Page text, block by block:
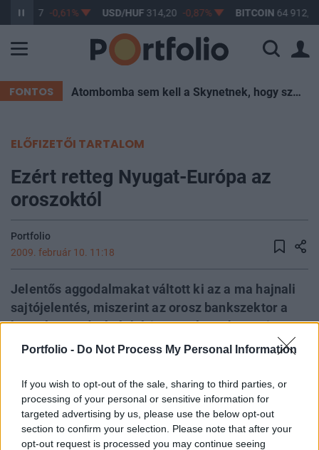
Portfolio - Do Not Process My Personal Information
If you wish to opt-out of the sale, sharing to third parties, or
processing of your personal or sensitive information for
targeted advertising by us, please use the below opt-out
section to confirm your selection. Please note that after your
opt-out request is processed you may continue seeing
363,17 -0,61% USD/HUF 314,20 -0,87% BITCOIN 64 912,77
FONTOS Atombomba sem kell a Skynetnek, hogy szétégessen minket – elég egy hőkupola
ELŐFIZETŐI TARTALOM
Ezért retteg Nyugat-Európa az
oroszoktól
Portfolio
2009. február 10. 11:18
Jelentős aggodalmakat váltott ki az a ma hajnali
sajtójelentés, miszerint az orosz bankszektor a
kormány segítségét kéri a magánszektor mintegy
400 milliárd dollárt kitevő külső adósságának
kormányzat a hivatalos kommunikáció szerint
lesöpörte az asztalról ezt a témát, de ha a számok
mögé nézünk, nem véletlen a bankszektor
felvetése.